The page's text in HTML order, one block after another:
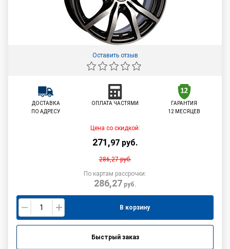
Оставить отзыв
ДОСТАВКА
ПО АДРЕСУ
ОПЛАТА ЧАСТЯМИ
ГАРАНТИЯ
12 МЕСЯЦЕВ
Цена со скидкой:
271,97 руб.
286,27руб.
По картам рассрочки:
286,27 руб.
В корзину
Быстрый заказ